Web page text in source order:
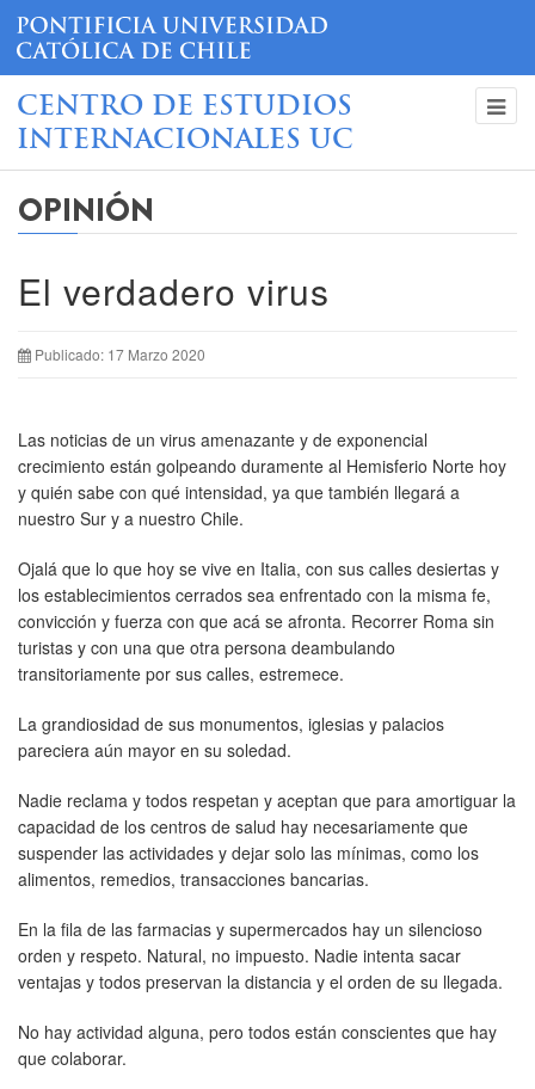
CENTRO DE ESTUDIOS
INTERNACIONALES UC
OPINIÓN
El verdadero virus
Publicado: 17 Marzo 2020
Las noticias de un virus amenazante y de exponencial
crecimiento están golpeando duramente al Hemisferio Norte hoy
y quién sabe con qué intensidad, ya que también llegará a
nuestro Sur y a nuestro Chile.
Ojalá que lo que hoy se vive en Italia, con sus calles desiertas y
los establecimientos cerrados sea enfrentado con la misma fe,
convicción y fuerza con que acá se afronta. Recorrer Roma sin
turistas y con una que otra persona deambulando
transitoriamente por sus calles, estremece.
La grandiosidad de sus monumentos, iglesias y palacios
pareciera aún mayor en su soledad.
Nadie reclama y todos respetan y aceptan que para amortiguar la
capacidad de los centros de salud hay necesariamente que
suspender las actividades y dejar solo las mínimas, como los
alimentos, remedios, transacciones bancarias.
En la fila de las farmacias y supermercados hay un silencioso
orden y respeto. Natural, no impuesto. Nadie intenta sacar
ventajas y todos preservan la distancia y el orden de su llegada.
No hay actividad alguna, pero todos están conscientes que hay
que colaborar.